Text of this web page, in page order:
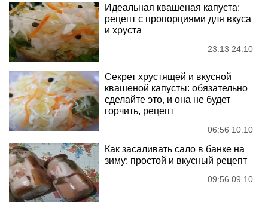
Идеальная квашеная капуста:
рецепт с пропорциями для вкуса
и хруста
23:13 24.10
Секрет хрустящей и вкусной
квашеной капусты: обязательно
сделайте это, и она не будет
горчить, рецепт
06:56 10.10
Как засаливать сало в банке на
зиму: простой и вкусный рецепт
09:56 09.10